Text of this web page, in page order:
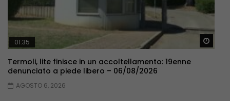
01:35
Termoli, lite finisce in un accoltellamento: 19enne
denunciato a piede libero – 06/08/2026
AGOSTO 6, 2026